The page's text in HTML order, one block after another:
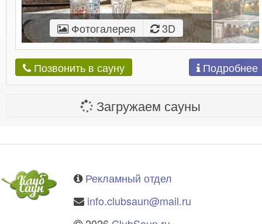
Фотогалерея 3D
Позвонить в сауну Подробнее
Загружаем сауны
Рекламный отдел
info.clubsaun@mail.ru